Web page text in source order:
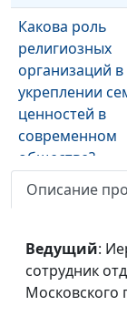
Какова роль
религиозных
организаций в
укреплении
ценностей в
современном
обществе?
На каком уровне
нравственного
развития
сейчас Россия?
Описание
Ведущий:
сотрудник
Московского